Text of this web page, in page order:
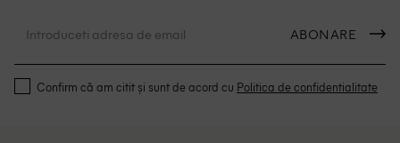
ABONARE
Confirm că am citit și sunt de acord cu Politica de confidentialitate